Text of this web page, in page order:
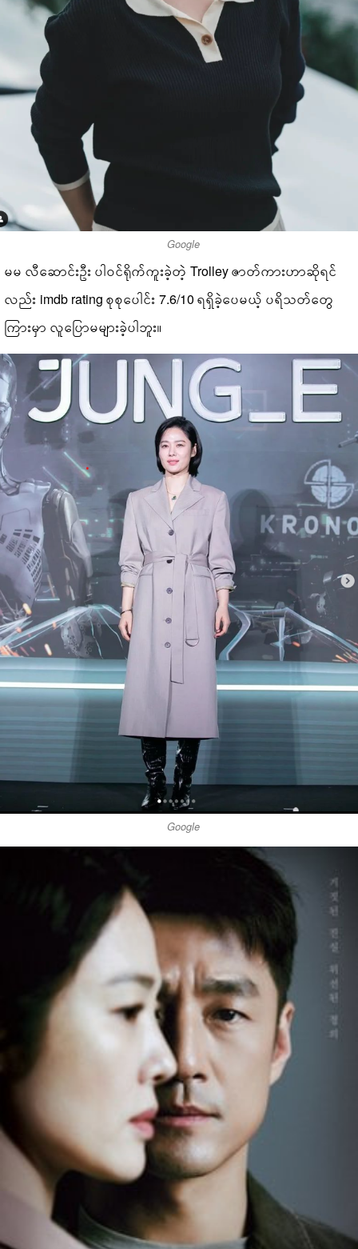
Google
မမ လီဆောင်းဦး ပါဝင်ရိုက်ကူးခဲ့တဲ့ Trolley ဇာတ်ကားဟာဆိုရင်
လည်း imdb rating စုစုပေါင်း 7.6/10 ရရှိခဲ့ပေမယ့် ပရိသတ်တွေ
ကြားမှာ လူပြောမများခဲ့ပါဘူး။
Google